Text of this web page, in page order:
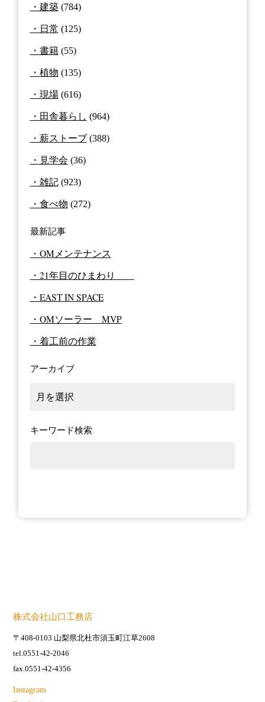
建築(784)
日常 (125)
書籍(55)
植物 (135)
現場(616)
田舎暮らし (964)
薪ストーブ(388)
見学会 (36)
雑記(923)
食べ物 (272)
最新記事
OMメンテナンス
21年目のひまわり
EAST IN SPACE
OMソーラー MVP
着工前の作業
アーカイブ
キーワード検索
株式会社山口工務店
〒408-0103 山梨県北杜市須玉町江草2608
tel.0551-42-2046
fax.0551-42-4356
Instagram